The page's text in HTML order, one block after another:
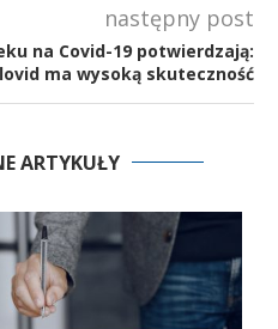
następny post
na Covid-19 potwierdzają:
ma wysoką skuteczność
ARTYKUŁY